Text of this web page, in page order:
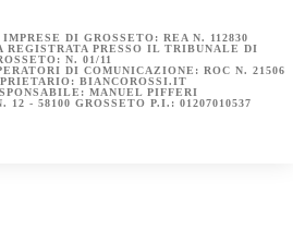
DI GROSSETO: REA N. 112830
REGISTRATA PRESSO IL TRIBUNALE DI
N. 01/11
DI COMUNICAZIONE: ROC N. 21506
BIANCOROSSI.IT
MANUEL PIFFERI
- 58100 GROSSETO P.I.: 01207010537